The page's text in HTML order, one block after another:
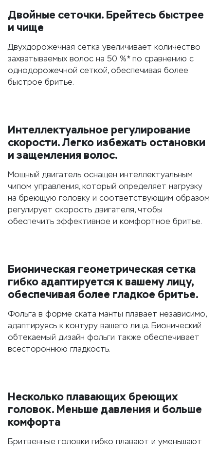
Двойные сеточки. Брейтесь быстрее
и чище
Двухдорожечная сетка увеличивает количество
захватываемых волос на 50 %* по сравнению с
однодорожечной сеткой, обеспечивая более
быстрое бритье.
Интеллектуальное регулирование
скорости. Легко избежать остановки
и защемления волос.
Мощный двигатель оснащен интеллектуальным
чипом управления, который определяет нагрузку
на бреющую головку и соответствующим образом
регулирует скорость двигателя, чтобы
обеспечить эффективное и комфортное бритье.
Бионическая геометрическая сетка
гибко адаптируется к вашему лицу,
обеспечивая более гладкое бритье.
Фольга в форме ската манты плавает независимо,
адаптируясь к контуру вашего лица. Бионический
обтекаемый дизайн фольги также обеспечивает
всестороннюю гладкость.
Несколько плавающих бреющих
головок. Меньше давления и больше
комфорта
Бритвенные головки гибко плавают и уменьшают